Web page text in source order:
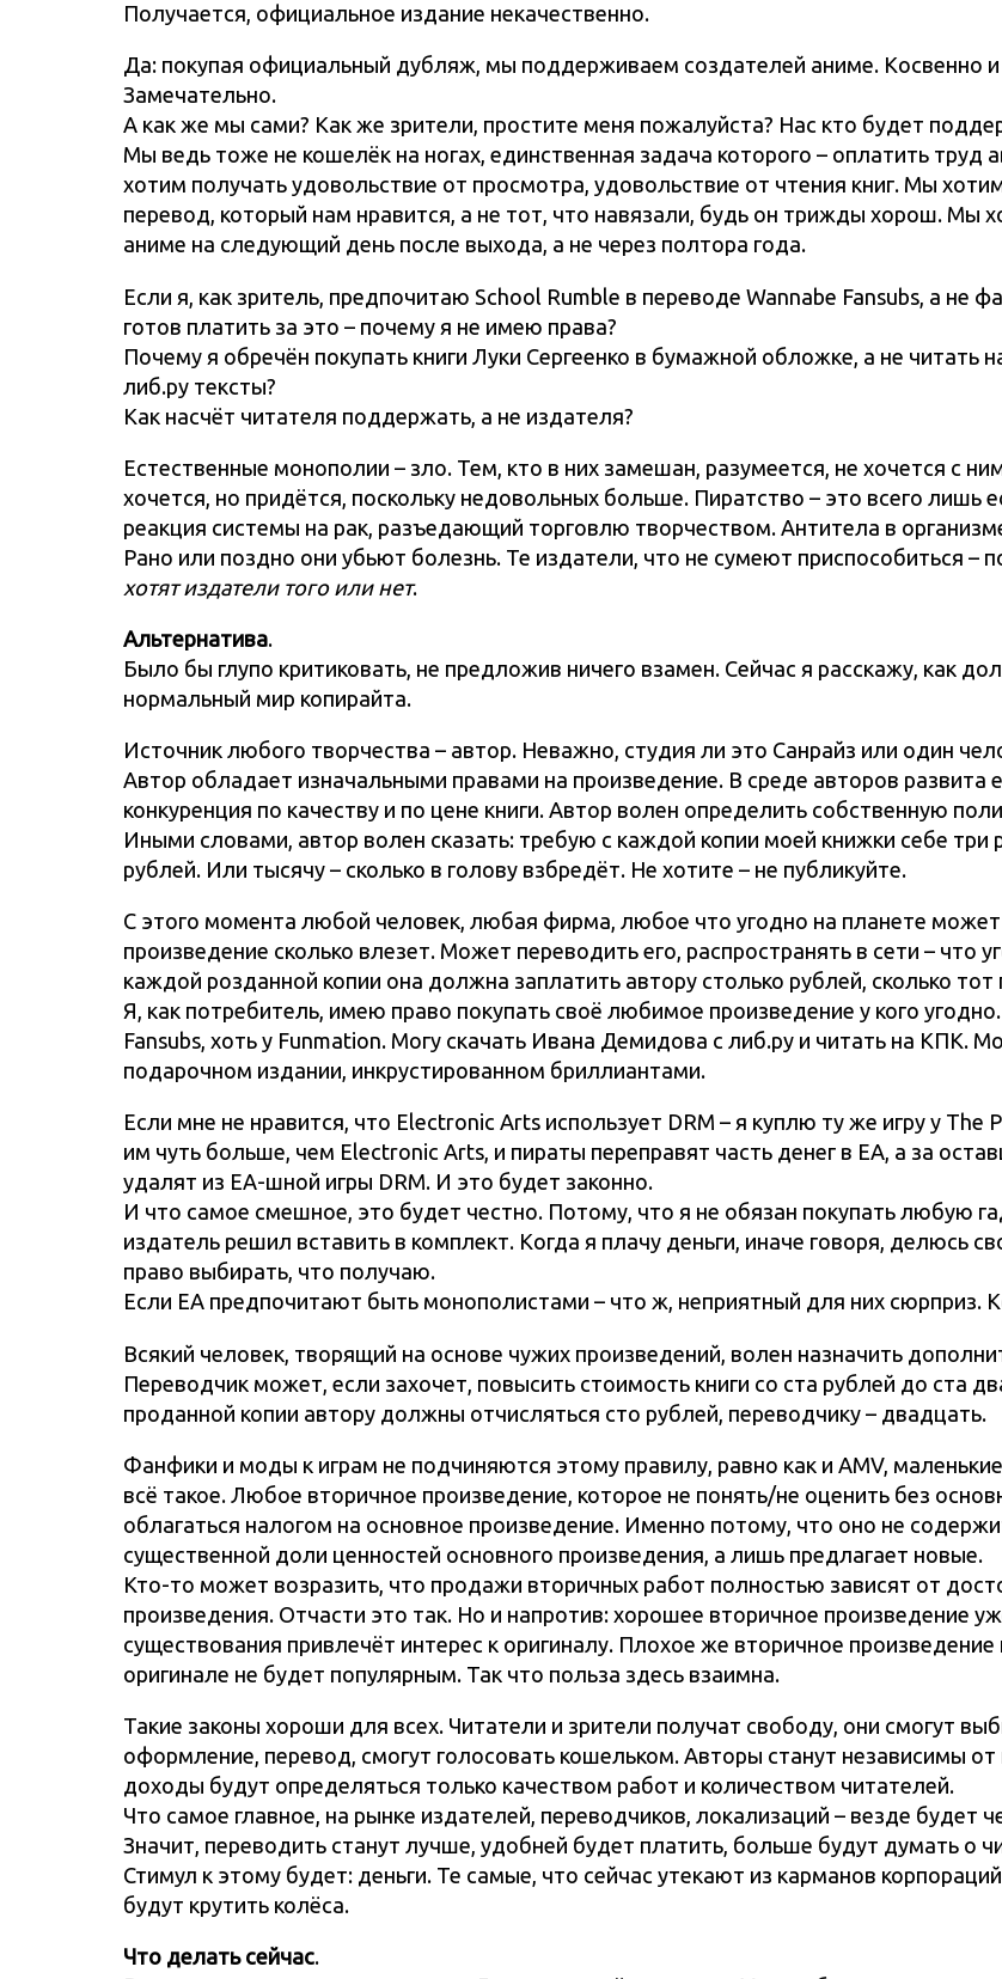
Получается, официальное издание некачественно.
Да: покупая официальный дубляж, мы поддерживаем создателей аниме. Косвенно и
Замечательно.
А как же мы сами? Как же зрители, простите меня пожалуйста? Нас кто будет
Мы ведь тоже не кошелёк на ногах, единственная задача которого – оплатить труд
хотим получать удовольствие от просмотра, удовольствие от чтения книг. Мы
перевод, который нам нравится, а не тот, что навязали, будь он трижды хорош. Мы
аниме на следующий день после выхода, а не через полтора года.
Если я, как зритель, предпочитаю School Rumble в переводе Wannabe Fansubs, а не
готов платить за это – почему я не имею права?
Почему я обречён покупать книги Луки Сергеенко в бумажной обложке, а не читать
либ.ру тексты?
Как насчёт читателя поддержать, а не издателя?
Естественные монополии – зло. Тем, кто в них замешан, разумеется, не хочется с
хочется, но придётся, поскольку недовольных больше. Пиратство – это всего лишь
реакция системы на рак, разъедающий торговлю творчеством. Антитела в
Рано или поздно они убьют болезнь. Те издатели, что не сумеют приспособиться –
хотят издатели того или нет.
Альтернатива.
Было бы глупо критиковать, не предложив ничего взамен. Сейчас я расскажу, как
нормальный мир копирайта.
Источник любого творчества – автор. Неважно, студия ли это Санрайз или один
Автор обладает изначальными правами на произведение. В среде авторов развита
конкуренция по качеству и по цене книги. Автор волен определить собственную
Иными словами, автор волен сказать: требую с каждой копии моей книжки себе три
рублей. Или тысячу – сколько в голову взбредёт. Не хотите – не публикуйте.
С этого момента любой человек, любая фирма, любое что угодно на планете может
произведение сколько влезет. Может переводить его, распространять в сети – что
каждой розданной копии она должна заплатить автору столько рублей, сколько
Я, как потребитель, имею право покупать своё любимое произведение у кого
Fansubs, хоть у Funmation. Могу скачать Ивана Демидова с либ.ру и читать на КПК.
подарочном издании, инкрустированном бриллиантами.
Если мне не нравится, что Electronic Arts использует DRM – я куплю ту же игру у The
им чуть больше, чем Electronic Arts, и пираты переправят часть денег в EA, а за
удалят из EA-шной игры DRM. И это будет законно.
И что самое смешное, это будет честно. Потому, что я не обязан покупать любую
издатель решил вставить в комплект. Когда я плачу деньги, иначе говоря, делюсь
право выбирать, что получаю.
Если EA предпочитают быть монополистами – что ж, неприятный для них сюрприз.
Всякий человек, творящий на основе чужих произведений, волен назначить
Переводчик может, если захочет, повысить стоимость книги со ста рублей до ста
проданной копии автору должны отчисляться сто рублей, переводчику – двадцать.
Фанфики и моды к играм не подчиняются этому правилу, равно как и AMV,
всё такое. Любое вторичное произведение, которое не понять/не оценить без
облагаться налогом на основное произведение. Именно потому, что оно не
существенной доли ценностей основного произведения, а лишь предлагает новые.
Кто-то может возразить, что продажи вторичных работ полностью зависят от
произведения. Отчасти это так. Но и напротив: хорошее вторичное произведение
существования привлечёт интерес к оригиналу. Плохое же вторичное произведение
оригинале не будет популярным. Так что польза здесь взаимна.
Такие законы хороши для всех. Читатели и зрители получат свободу, они смогут
оформление, перевод, смогут голосовать кошельком. Авторы станут независимы от
доходы будут определяться только качеством работ и количеством читателей.
Что самое главное, на рынке издателей, переводчиков, локализаций – везде будет
Значит, переводить станут лучше, удобней будет платить, больше будут думать о
Стимул к этому будет: деньги. Те самые, что сейчас утекают из карманов
будут крутить колёса.
Что делать сейчас.